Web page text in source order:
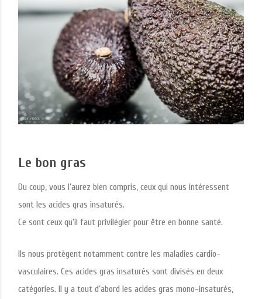
Le bon gras
Du coup, vous l’aurez bien compris, ceux qui nous intéressent
sont les acides gras insaturés.
Ce sont ceux qu’il faut privilégier pour être en bonne santé.
Ils nous protègent notamment contre les maladies cardio-
vasculaires. Ces acides gras insaturés sont divisés en deux
catégories. Il y a tout d’abord les acides gras mono-insaturés,